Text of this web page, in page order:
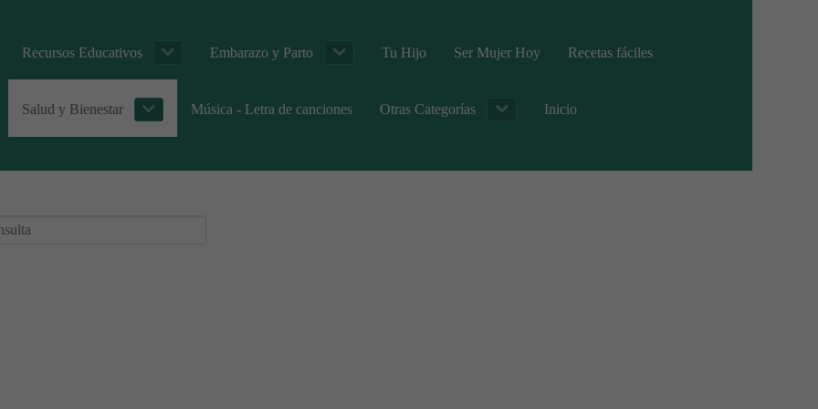
Recursos Educativos Embarazo y Parto Tu Hijo Ser Mujer Hoy Recetas fáciles
Salud y Bienestar Música - Letra de canciones Otras Categorías Inicio